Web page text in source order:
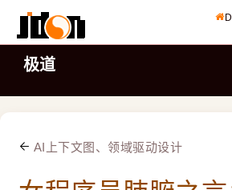
极道
AI上下文图、领域驱动设计